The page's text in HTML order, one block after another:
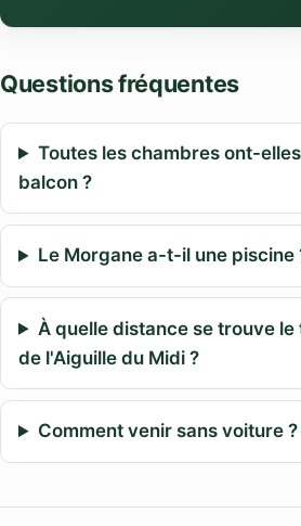
Questions fréquentes
Toutes les chambres ont-
balcon ?
Le Morgane a-t-il une piscine
À quelle distance se trouve
de l'Aiguille du Midi ?
Comment venir sans voiture ?